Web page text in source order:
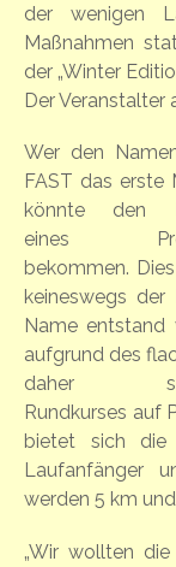
der wenigen
Maßnahmen
der „Winter
Der Veranstalter
Wer den
FAST das erste
könnte den
eines
bekommen.
keineswegs der
Name entstand
aufgrund des
daher
Rundkurses auf
bietet sich die
Laufanfänger
werden 5 km
„Wir wollten